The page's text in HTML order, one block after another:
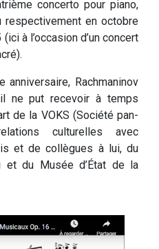
concerto pour piano,
en octobre
à l’occasion d’un concert
anniversaire, Rachmaninov
ne put recevoir à temps
de la VOKS (Société pan-
culturelles avec
et de collègues à lui, du
et du Musée d’État de la